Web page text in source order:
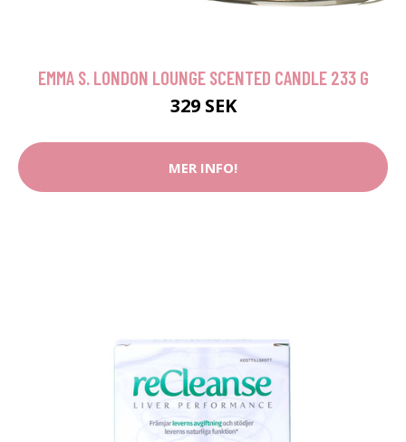
EMMA S. LONDON LOUNGE SCENTED CANDLE 233 G
329 SEK
MER INFO!